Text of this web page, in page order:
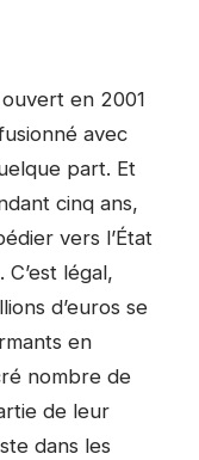
en 2001
avec
part. Et
cinq ans,
vers l’État
légal,
d’euros se
en
nombre de
de leur
dans les